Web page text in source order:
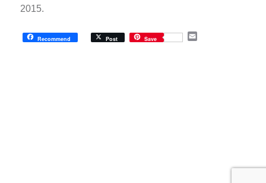
2015.
Recommend Post Save